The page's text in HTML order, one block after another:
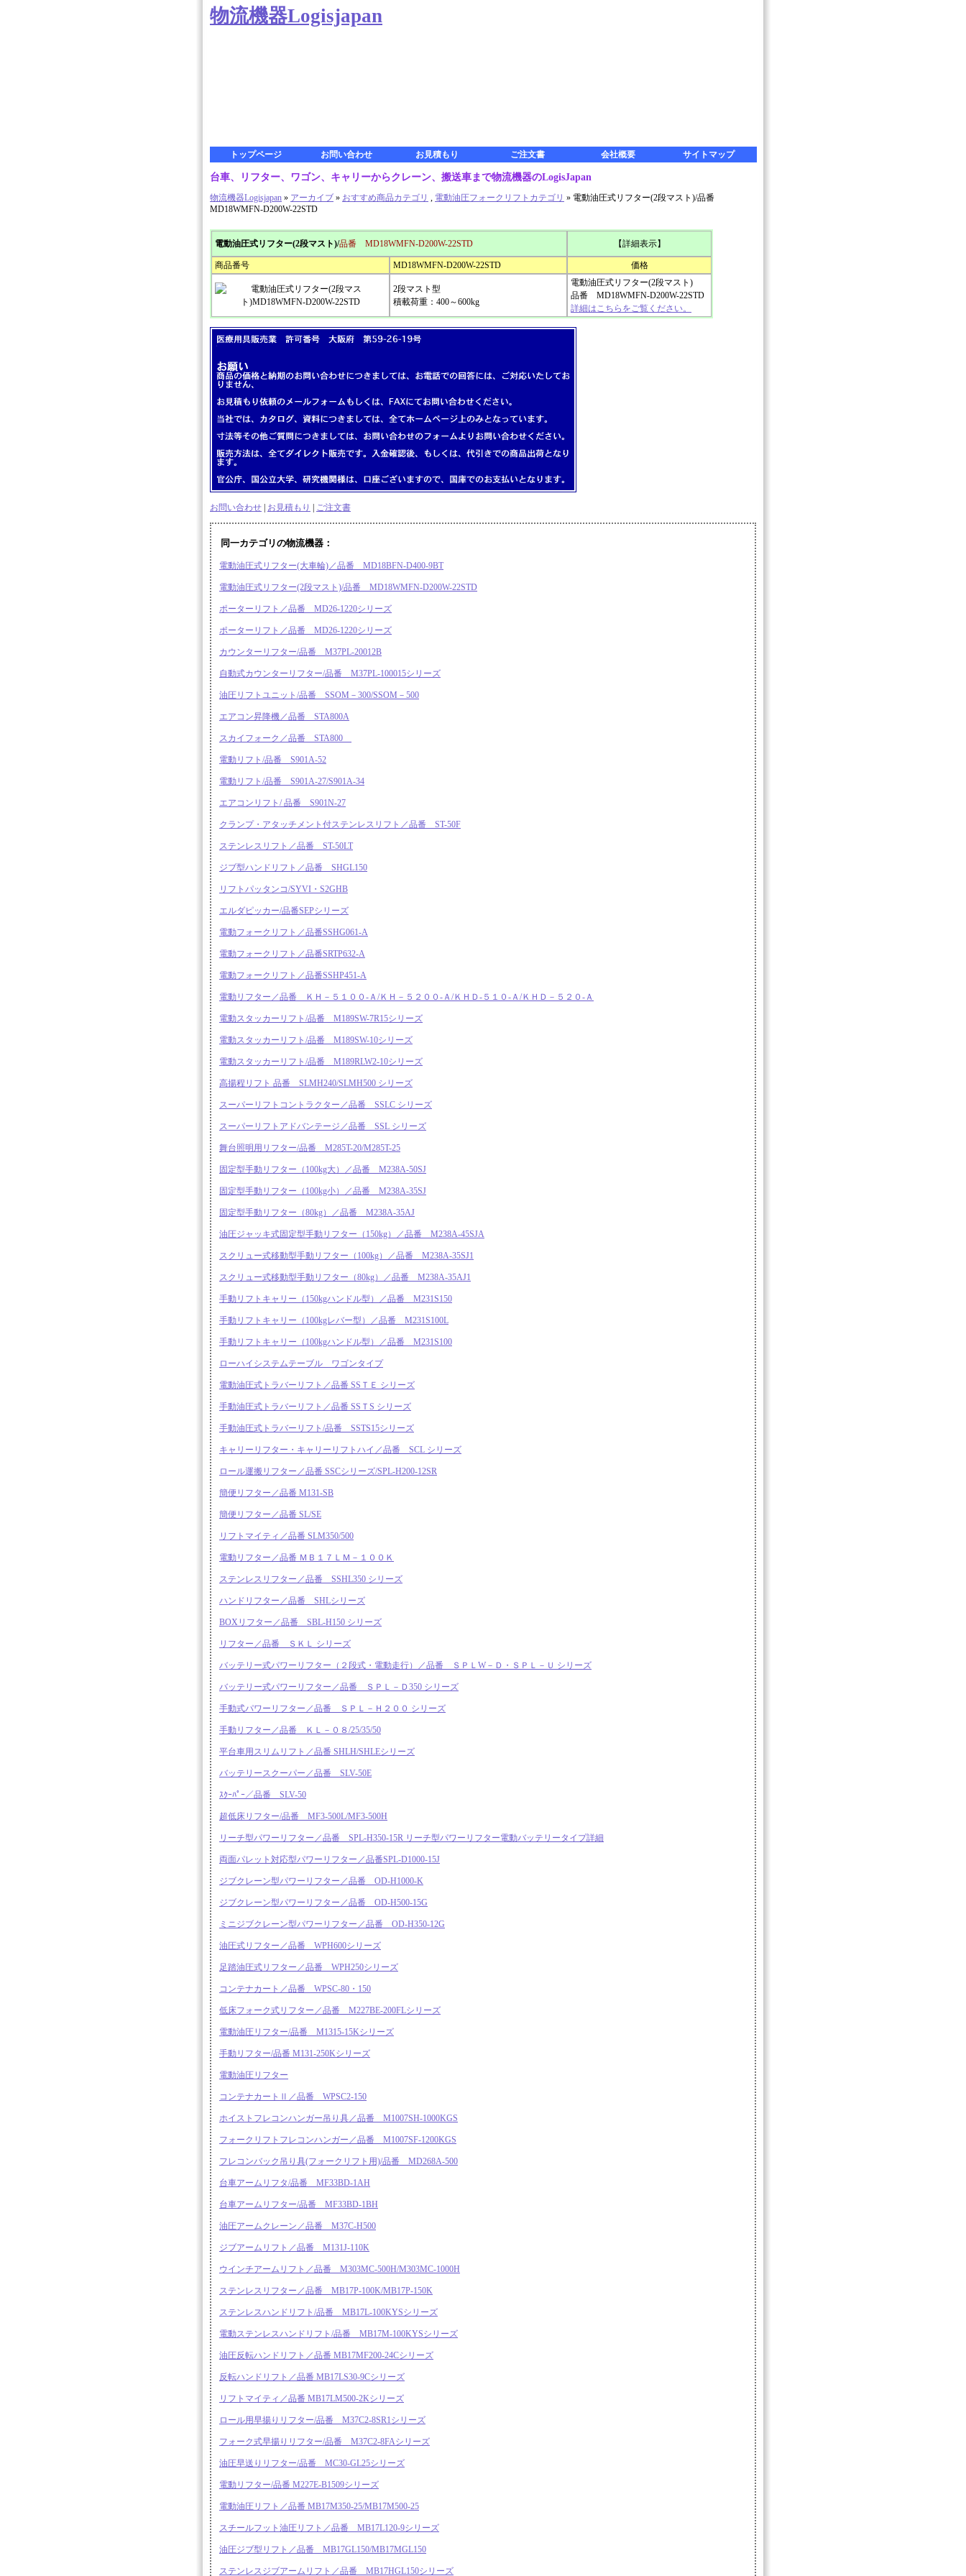
物流機器Logisjapan
トップページ お問い合わせ お見積もり ご注文書 会社概要 サイトマップ
台車、リフター、ワゴン、キャリーからクレーン、搬送車まで物流機器のLogisJapan
物流機器Logisjapan » アーカイブ » おすすめ商品カテゴリ , 電動油圧フォークリフトカテゴリ » 電動油圧式リフター(2段マスト)/品番
MD18WMFN-D200W-22STD
電動油圧式リフター(2段マスト)/品番 MD18WMFN-D200W-22STD 【詳細表示】
商品番号 MD18WMFN-D200W-22STD 価格
2段マスト型
積載荷重：400～600kg
電動油圧式リフター(2段マスト)
品番 MD18WMFN-D200W-22STD
詳細はこちらをご覧ください。
お問い合わせ お見積もり ご注文書
同一カテゴリの物流機器：
電動油圧式リフター(大車輪)／品番 MD18BFN-D400-9BT
電動油圧式リフター(2段マスト)/品番 MD18WMFN-D200W-22STD
ポーターリフト／品番 MD26-1220シリーズ
ポーターリフト／品番 MD26-1220シリーズ
カウンターリフター/品番 M37PL-20012B
自動式カウンターリフター/品番 M37PL-100015シリーズ
油圧リフトユニット/品番 SSOM－300/SSOM－500
エアコン昇降機／品番 STA800A
スカイフォーク／品番 STA800
電動リフト/品番 S901A-52
電動リフト/品番 S901A-27/S901A-34
エアコンリフト/ 品番 S901N-27
クランプ・アタッチメント付ステンレスリフト／品番 ST-50F
ステンレスリフト／品番 ST-50LT
ジブ型ハンドリフト／品番 SHGL150
リフトパッタンコ/SYVI・S2GHB
エルダピッカー/品番SEPシリーズ
電動フォークリフト／品番SSHG061-A
電動フォークリフト／品番SRTP632-A
電動フォークリフト／品番SSHP451-A
電動リフター／品番 ＫＨ－５１００-Ａ/ＫＨ－５２００-Ａ/ＫＨＤ-５１０-Ａ/ＫＨＤ－５２０-Ａ
電動スタッカーリフト/品番 M189SW-7R15シリーズ
電動スタッカーリフト/品番 M189SW-10シリーズ
電動スタッカーリフト/品番 M189RLW2-10シリーズ
高揚程リフト 品番 SLMH240/SLMH500 シリーズ
スーパーリフトコントラクター／品番 SSLC シリーズ
スーパーリフトアドバンテージ／品番 SSL シリーズ
舞台照明用リフター/品番 M285T-20/M285T-25
固定型手動リフター（100kg大）／品番 M238A-50SJ
固定型手動リフター（100kg小）／品番 M238A-35SJ
固定型手動リフター（80kg）／品番 M238A-35AJ
油圧ジャッキ式固定型手動リフター（150kg）／品番 M238A-45SJA
スクリュー式移動型手動リフター（100kg）／品番 M238A-35SJ1
スクリュー式移動型手動リフター（80kg）／品番 M238A-35AJ1
手動リフトキャリー（150kgハンドル型）／品番 M231S150
手動リフトキャリー（100kgレバー型）／品番 M231S100L
手動リフトキャリー（100kgハンドル型）／品番 M231S100
ローハイシステムテーブル ワゴンタイプ
電動油圧式トラバーリフト／品番 SSＴＥ シリーズ
手動油圧式トラバーリフト／品番 SSＴS シリーズ
手動油圧式トラバーリフト/品番 SSTS15シリーズ
キャリーリフター・キャリーリフトハイ／品番 SCL シリーズ
ロール運搬リフター／品番 SSCシリーズ/SPL-H200-12SR
簡便リフター／品番 M131-SB
簡便リフター／品番 SL/SE
リフトマイティ／品番 SLM350/500
電動リフター／品番 ＭＢ１７ＬＭ－１００Ｋ
ステンレスリフター／品番 SSHL350 シリーズ
ハンドリフター／品番 SHLシリーズ
BOXリフター／品番 SBL-H150 シリーズ
リフター／品番 ＳＫＬ シリーズ
バッテリー式パワーリフター（２段式・電動走行）／品番 ＳＰＬW－Ｄ・ＳＰＬ－Ｕ シリーズ
バッテリー式パワーリフター／品番 ＳＰＬ－Ｄ350 シリーズ
手動式パワーリフター／品番 ＳＰＬ－Ｈ２００ シリーズ
手動リフター／品番 ＫＬ－０８/25/35/50
平台車用スリムリフト／品番 SHLH/SHLEシリーズ
バッテリースクーパー／品番 SLV-50E
ｽｸｰﾊﾟｰ／品番 SLV-50
超低床リフター/品番 MF3-500L/MF3-500H
リーチ型パワーリフター／品番 SPL-H350-15R リーチ型パワーリフター電動バッテリータイプ詳細
両面パレット対応型パワーリフター／品番SPL-D1000-15J
ジブクレーン型パワーリフター／品番 OD-H1000-K
ジブクレーン型パワーリフター／品番 OD-H500-15G
ミニジブクレーン型パワーリフター／品番 OD-H350-12G
油圧式リフター／品番 WPH600シリーズ
足踏油圧式リフター／品番 WPH250シリーズ
コンテナカート／品番 WPSC-80・150
低床フォーク式リフター／品番 M227BE-200FLシリーズ
電動油圧リフター/品番 M1315-15Kシリーズ
手動リフター/品番 M131-250Kシリーズ
電動油圧リフター
コンテナカートⅡ／品番 WPSC2-150
ホイストフレコンハンガー吊り具／品番 M1007SH-1000KGS
フォークリフトフレコンハンガー／品番 M1007SF-1200KGS
フレコンバック吊り具(フォークリフト用)/品番 MD268A-500
台車アームリフタ/品番 MF33BD-1AH
台車アームリフター/品番 MF33BD-1BH
油圧アームクレーン／品番 M37C-H500
ジブアームリフト／品番 M131J-110K
ウインチアームリフト／品番 M303MC-500H/M303MC-1000H
ステンレスリフター／品番 MB17P-100K/MB17P-150K
ステンレスハンドリフト/品番 MB17L-100KYSシリーズ
電動ステンレスハンドリフト/品番 MB17M-100KYSシリーズ
油圧反転ハンドリフト／品番 MB17MF200-24Cシリーズ
反転ハンドリフト／品番 MB17LS30-9Cシリーズ
リフトマイティ／品番 MB17LM500-2Kシリーズ
ロール用早揚りリフター/品番 M37C2-8SR1シリーズ
フォーク式早揚りリフター/品番 M37C2-8FAシリーズ
油圧早送りリフター/品番 MC30-GL25シリーズ
電動リフター/品番 M227E-B1509シリーズ
電動油圧リフト／品番 MB17M350-25/MB17M500-25
スチールフット油圧リフト／品番 MB17L120-9シリーズ
油圧ジブ型リフト／品番 MB17GL150/MB17MGL150
ステンレスジブアームリフト／品番 MB17HGL150シリーズ